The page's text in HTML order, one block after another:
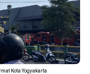
Kota Yogyakarta